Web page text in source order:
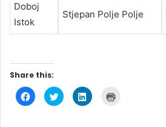
Doboj
Istok
Stjepan Polje Polje
Share this:
C
l
C
l
C
l